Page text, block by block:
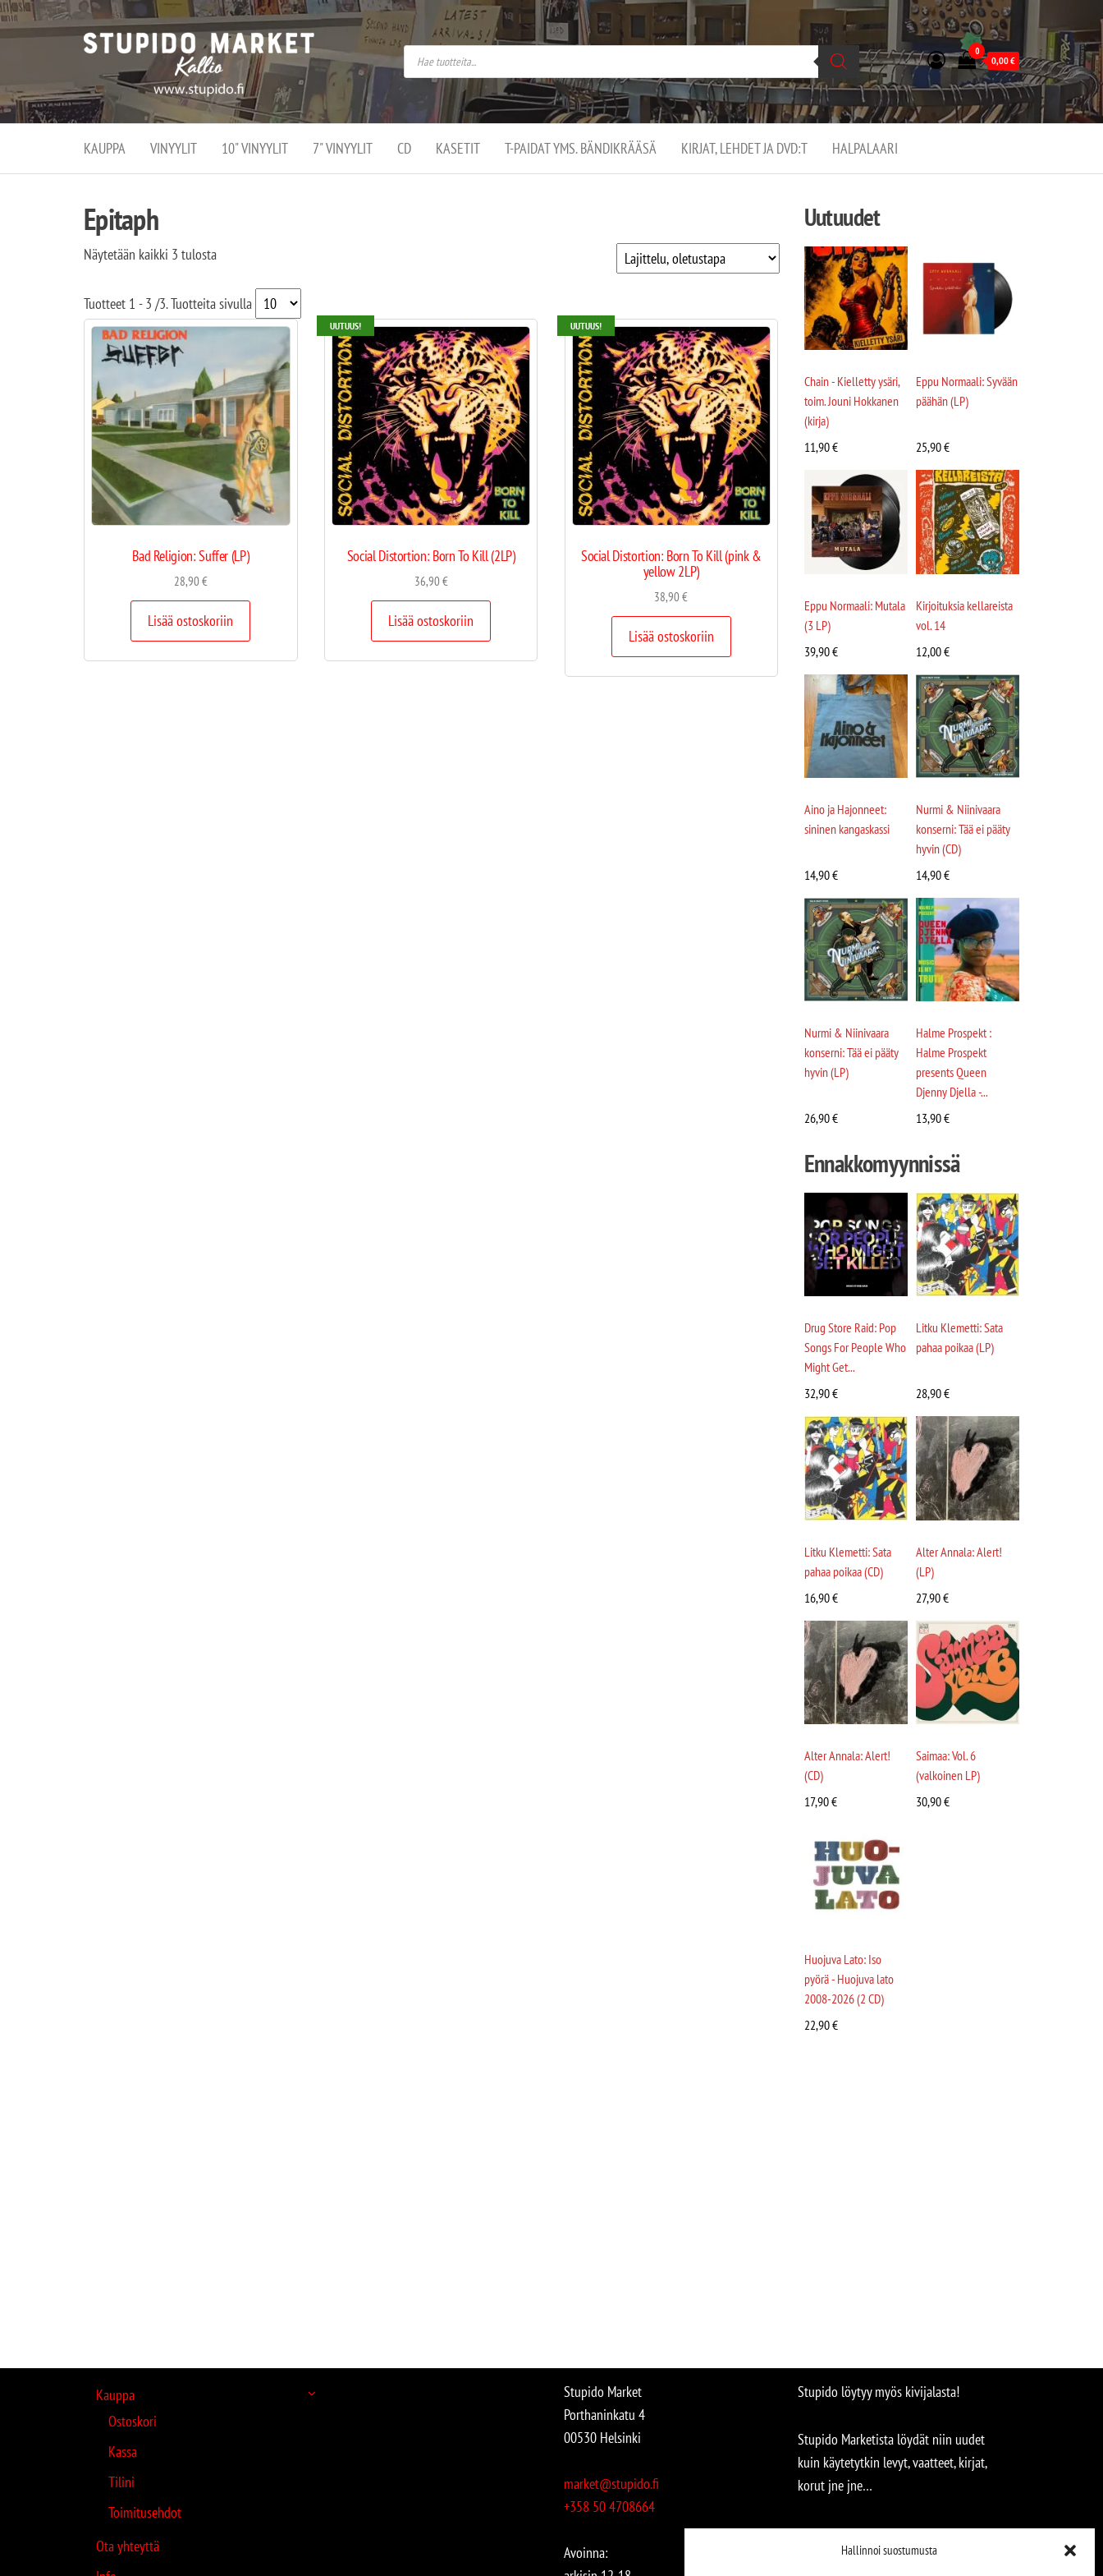
Hallinnoi suostumusta
Stupido
Market –
verkossa
ja
kivijalassa
Stupido Market on
vaihtoehtomusaan
erikoistunut
verkko- sekä
kivijalkakauppa
Helsingissä
Kallion
0
0,00€
KAUPPA VINYYLIT 10" VINYYLIT 7" VINYYLIT CD KASETIT T-PAIDAT YMS. BÄNDIKRÄÄSÄ KIRJAT, LEHDET JA DVD:T HALPALAARI
Epitaph
Näytetään kaikki 3 tulosta
Tuotteet 1 - 3 /3. Tuotteita sivulla
Bad Religion: Suffer (LP)
28,90€
Lisää ostoskoriin
UUTUUS!
Social Distortion: Born To Kill (2LP)
36,90€
Lisää ostoskoriin
UUTUUS!
Social Distortion: Born To Kill (pink &
yellow 2LP)
38,90€
Lisää ostoskoriin
Uutuudet
Chain - Kielletty ysäri,
toim. Jouni Hokkanen
(kirja)
11,90€
Eppu Normaali: Syvään
päähän (LP)
25,90€
Eppu Normaali: Mutala
(3 LP)
39,90€
Kirjoituksia kellareista
vol. 14
12,00€
Aino ja Hajonneet:
sininen kangaskassi
14,90€
Nurmi & Niinivaara
konserni: Tää ei pääty
hyvin (CD)
14,90€
Nurmi & Niinivaara
konserni: Tää ei pääty
hyvin (LP)
26,90€
Halme Prospekt :
Halme Prospekt
presents Queen
Djenny Djella -...
13,90€
Ennakkomyynnissä
Drug Store Raid: Pop
Songs For People Who
Might Get...
32,90€
Litku Klemetti: Sata
pahaa poikaa (LP)
28,90€
Litku Klemetti: Sata
pahaa poikaa (CD)
16,90€
Alter Annala: Alert!
(LP)
27,90€
Alter Annala: Alert!
(CD)
17,90€
Saimaa: Vol. 6
(valkoinen LP)
30,90€
Huojuva Lato: Iso
pyörä - Huojuva lato
2008-2026 (2 CD)
22,90€
Kauppa
Ostoskori
Kassa
Tilini
Toimitusehdot
Ota yhteyttä
Stupido Market
Porthaninkatu 4
00530 Helsinki
market@stupido.fi
+358 50 4708664
Avoinna:
Stupido löytyy myös kivijalasta!
Stupido Marketista löydät niin uudet
kuin käytetytkin levyt, vaatteet, kirjat,
korut jne jne…